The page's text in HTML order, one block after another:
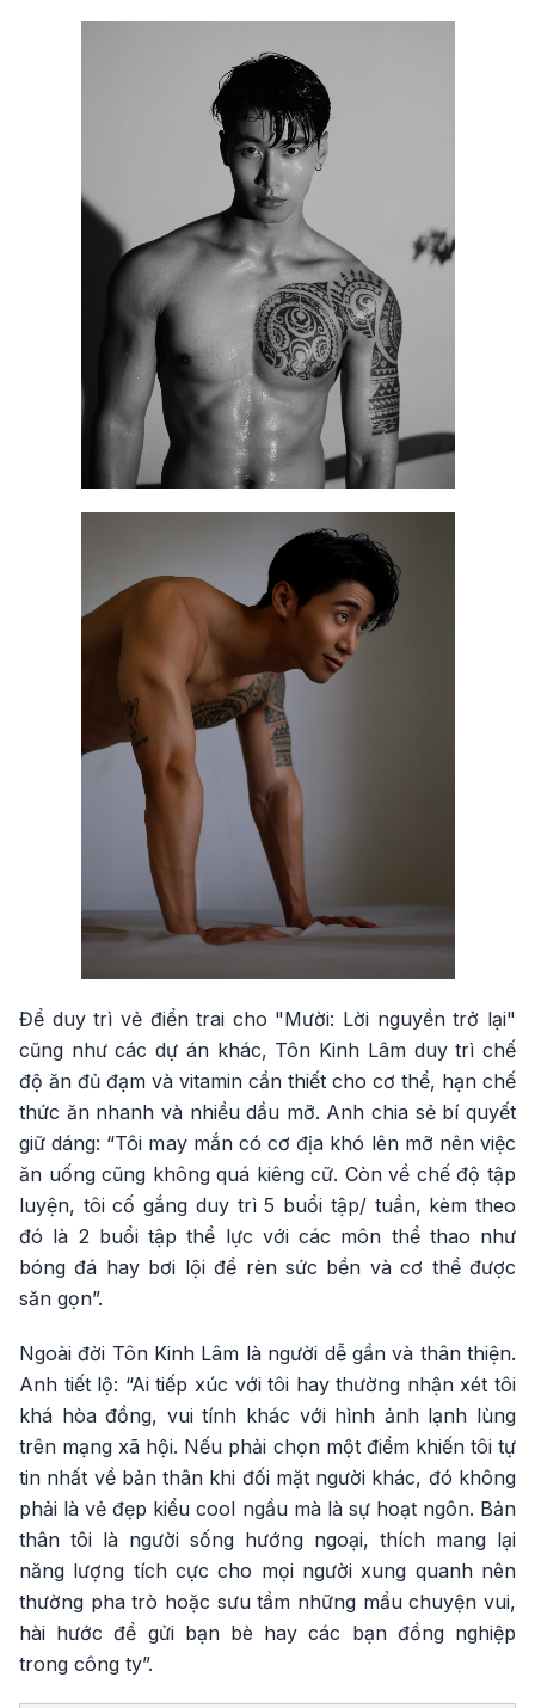
Để duy trì vẻ điển trai cho "Mười: Lời nguyền trở lại"
cũng như các dự án khác, Tôn Kinh Lâm duy trì chế
độ ăn đủ đạm và vitamin cần thiết cho cơ thể, hạn chế
thức ăn nhanh và nhiều dầu mỡ. Anh chia sẻ bí quyết
giữ dáng: “Tôi may mắn có cơ địa khó lên mỡ nên việc
ăn uống cũng không quá kiêng cữ. Còn về chế độ tập
luyện, tôi cố gắng duy trì 5 buổi tập/ tuần, kèm theo
đó là 2 buổi tập thể lực với các môn thể thao như
bóng đá hay bơi lội để rèn sức bền và cơ thể được
săn gọn”.
Ngoài đời Tôn Kinh Lâm là người dễ gần và thân thiện.
Anh tiết lộ: “Ai tiếp xúc với tôi hay thường nhận xét tôi
khá hòa đồng, vui tính khác với hình ảnh lạnh lùng
trên mạng xã hội. Nếu phải chọn một điểm khiến tôi tự
tin nhất về bản thân khi đối mặt người khác, đó không
phải là vẻ đẹp kiểu cool ngầu mà là sự hoạt ngôn. Bản
thân tôi là người sống hướng ngoại, thích mang lại
năng lượng tích cực cho mọi người xung quanh nên
thường pha trò hoặc sưu tầm những mẩu chuyện vui,
hài hước để gửi bạn bè hay các bạn đồng nghiệp
trong công ty”.